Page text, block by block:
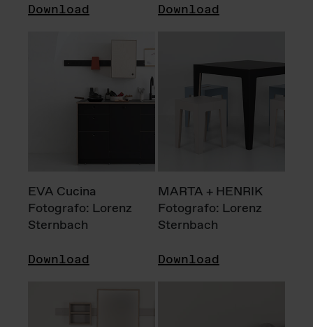
Download Download
EVA Cucina
Fotografo: Lorenz
Sternbach
Download
MARTA + HENRIK
Fotografo: Lorenz
Sternbach
Download